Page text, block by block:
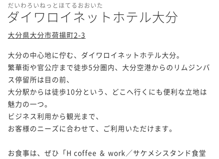
だいわろいねっとほてるおおいた
ダイワロイネットホテル大分
大分県大分市荷揚町2-3
大分の中心地に佇む、ダイワロイネットホテル大分。
繁華街や官公庁まで徒歩5分圏内、大分空港からのリムジンバ
ス停留所は目の前、
大分駅からは徒歩10分という、どこへ行くにも便利な立地は
魅力の一つ。
ビジネス利用から観光まで、
お客様のニーズに合わせて、ご利用いただけます。
お食事は、ぜひ「H coffee ＆ work／サケメシスタンド食堂